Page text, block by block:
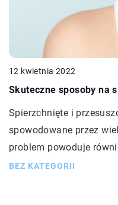
12 kwietnia 2022
Skuteczne sposoby na
Spierzchnięte i
spowodowane przez
problem powoduje
BEZ KATEGORII